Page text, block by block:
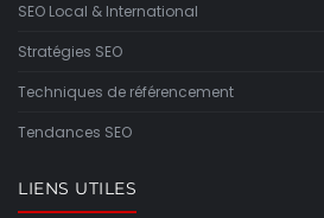
SEO Local & International
Stratégies SEO
Techniques de référencement
Tendances SEO
LIENS UTILES